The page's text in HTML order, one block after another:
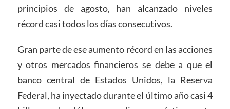
principios de agosto, han alcanzado niveles
récord casi todos los días consecutivos.
Gran parte de ese aumento récord en las acciones
y otros mercados financieros se debe a que el
banco central de Estados Unidos, la Reserva
Federal, ha inyectado durante el último año casi 4